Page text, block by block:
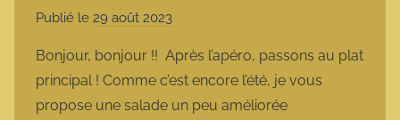
Publié le 29 août 2023
r
m
a
Bonjour, bonjour !! Après l’apéro, passons au plat
principal ! Comme c’est encore l’été, je vous
propose une salade un peu améliorée